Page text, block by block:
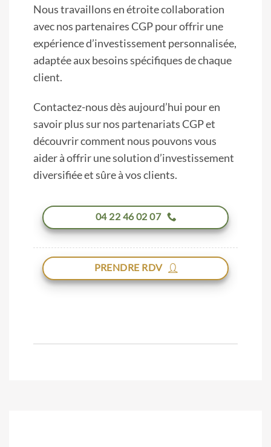
Nous travaillons en étroite collaboration
avec nos partenaires CGP pour offrir une
expérience d’investissement personnalisée,
adaptée aux besoins spécifiques de chaque
client.
Contactez-nous dès aujourd’hui pour en
savoir plus sur nos partenariats CGP et
découvrir comment nous pouvons vous
aider à offrir une solution d’investissement
diversifiée et sûre à vos clients.
04 22 46 02 07
PRENDRE RDV